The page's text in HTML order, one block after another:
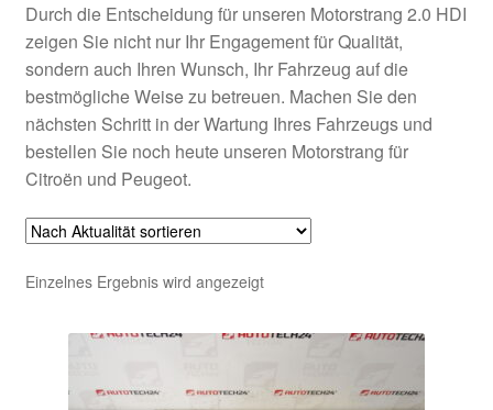
Durch die Entscheidung für unseren Motorstrang 2.0 HDI
zeigen Sie nicht nur Ihr Engagement für Qualität,
sondern auch Ihren Wunsch, Ihr Fahrzeug auf die
bestmögliche Weise zu betreuen. Machen Sie den
nächsten Schritt in der Wartung Ihres Fahrzeugs und
bestellen Sie noch heute unseren Motorstrang für
Citroën und Peugeot.
Einzelnes Ergebnis wird angezeigt